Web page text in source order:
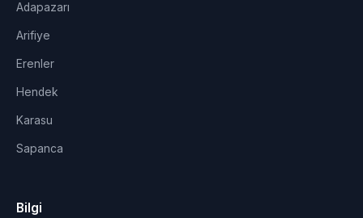
Adapazarı
Arifiye
Erenler
Hendek
Karasu
Sapanca
Bilgi